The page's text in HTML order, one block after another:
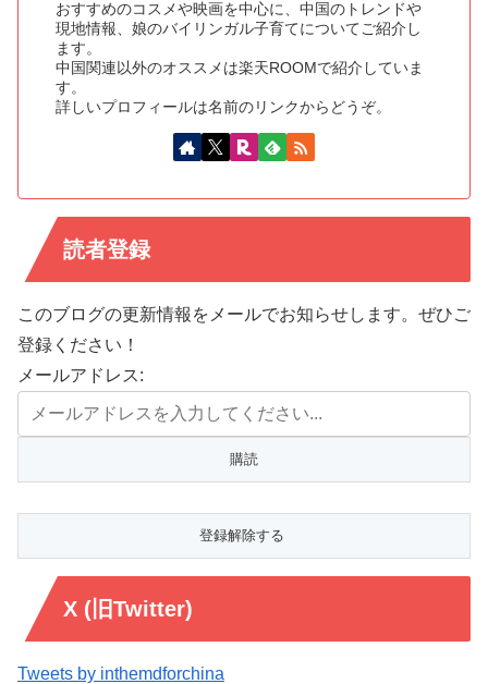
おすすめのコスメや映画を中心に、中国のトレンドや
現地情報、娘のバイリンガル子育てについてご紹介し
ます。
中国関連以外のオススメは楽天ROOMで紹介していま
す。
詳しいプロフィールは名前のリンクからどうぞ。
読者登録
このブログの更新情報をメールでお知らせします。ぜひご
登録ください！
メールアドレス:
X (旧Twitter)
Tweets by inthemdforchina